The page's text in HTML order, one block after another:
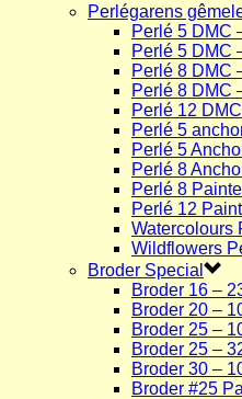
Perlégarens
Perlé 5 DMC
Perlé 5 DMC
Perlé 8 DMC
Perlé 8 DMC
Perlé 12
Perlé 5
Perlé 5
Perlé 8
Perlé 8
Perlé 12
Watercolours
Wildflowers
Broder Special
Broder 16 –
Broder 20 –
Broder 25 –
Broder 25 –
Broder 30 –
Broder #25